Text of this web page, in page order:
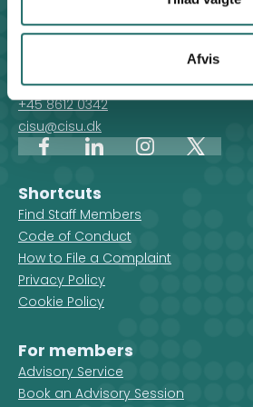
Afvis
Contact
For general enquiries, you can
weekdays from 10 am till 2 pm at:
+45 8612 0342
cisu@cisu.dk
FacebookLinkedInInstagram
X
Shortcuts
Find Staff Members
Code of Conduct
How to File a Complaint
Privacy Policy
Cookie Policy
For members
Advisory Service
Book an Advisory Session